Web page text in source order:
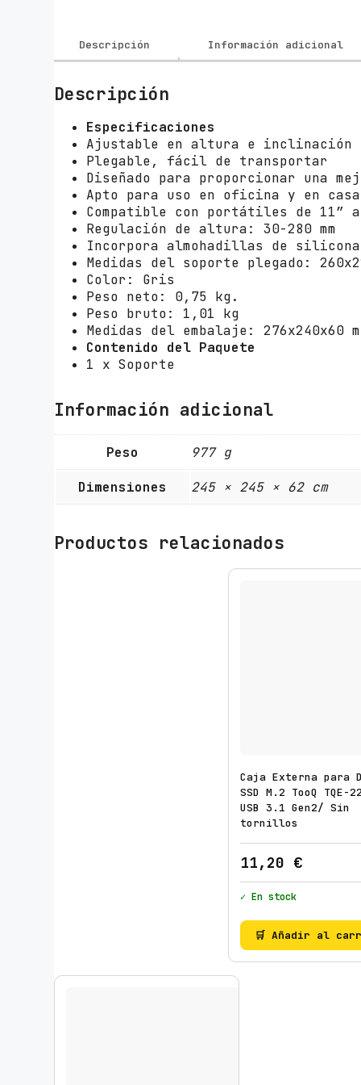
Descripción Información adicional
Descripción
Especificaciones
Ajustable en altura e inclinación
Plegable, fácil de transportar
Diseñado para proporcionar una
Apto para uso en oficina y en casa
Compatible con portátiles de 11”
Regulación de altura: 30-280 mm
Incorpora almohadillas de silicona
Medidas del soporte plegado:
Color: Gris
Peso neto: 0,75 kg.
Peso bruto: 1,01 kg
Medidas del embalaje: 276x240x60 m
Contenido del Paquete
1 x Soporte
Información adicional
Peso 977 g
Dimensiones 245 × 245 × 62 cm
Productos relacionados
Caja Externa para
SSD M.2 TooQ TQE-
USB 3.1 Gen2/ Sin
tornillos
11,20 €
✓ En stock
🛒 Añadir al